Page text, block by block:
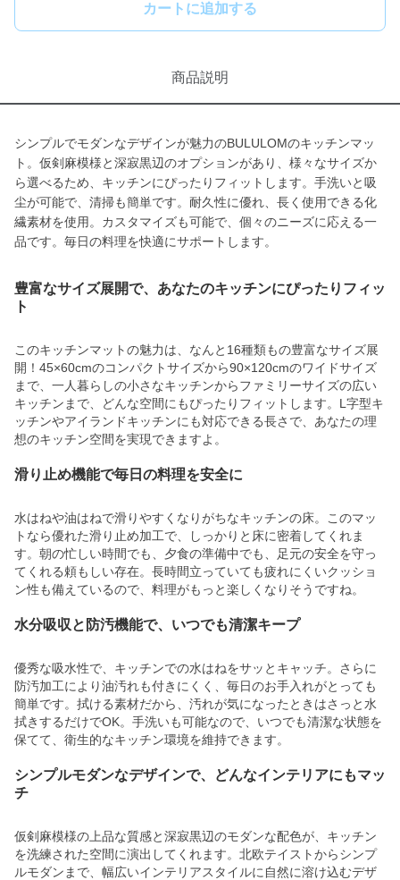
カートに追加する
商品説明
シンプルでモダンなデザインが魅力のBULULOMのキッチンマッ
ト。仮剣麻模様と深寂黒辺のオプションがあり、様々なサイズか
ら選べるため、キッチンにぴったりフィットします。手洗いと吸
尘が可能で、清掃も簡単です。耐久性に優れ、長く使用できる化
繊素材を使用。カスタマイズも可能で、個々のニーズに応える一
品です。毎日の料理を快適にサポートします。
豊富なサイズ展開で、あなたのキッチンにぴったりフィッ
ト
このキッチンマットの魅力は、なんと16種類もの豊富なサイズ展
開！45×60cmのコンパクトサイズから90×120cmのワイドサイズ
まで、一人暮らしの小さなキッチンからファミリーサイズの広い
キッチンまで、どんな空間にもぴったりフィットします。L字型キ
ッチンやアイランドキッチンにも対応できる長さで、あなたの理
想のキッチン空間を実現できますよ。
滑り止め機能で毎日の料理を安全に
水はねや油はねで滑りやすくなりがちなキッチンの床。このマッ
トなら優れた滑り止め加工で、しっかりと床に密着してくれま
す。朝の忙しい時間でも、夕食の準備中でも、足元の安全を守っ
てくれる頼もしい存在。長時間立っていても疲れにくいクッショ
ン性も備えているので、料理がもっと楽しくなりそうですね。
水分吸収と防汚機能で、いつでも清潔キープ
優秀な吸水性で、キッチンでの水はねをサッとキャッチ。さらに
防汚加工により油汚れも付きにくく、毎日のお手入れがとっても
簡単です。拭ける素材だから、汚れが気になったときはさっと水
拭きするだけでOK。手洗いも可能なので、いつでも清潔な状態を
保てて、衛生的なキッチン環境を維持できます。
シンプルモダンなデザインで、どんなインテリアにもマッ
チ
仮剣麻模様の上品な質感と深寂黒辺のモダンな配色が、キッチン
を洗練された空間に演出してくれます。北欧テイストからシンプ
ルモダンまで、幅広いインテリアスタイルに自然に溶け込むデザ